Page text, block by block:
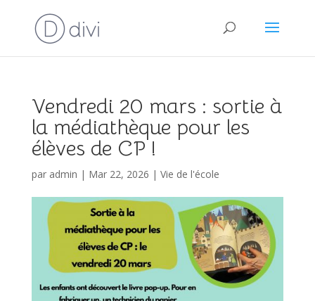
Vendredi 20 mars : sortie à
la médiathèque pour les
élèves de CP !
par admin | Mar 22, 2026 | Vie de l'école